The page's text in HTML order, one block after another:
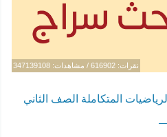
نقرات: 616902 / مشاهدات: 347139108
المتكاملة الصف الثاني